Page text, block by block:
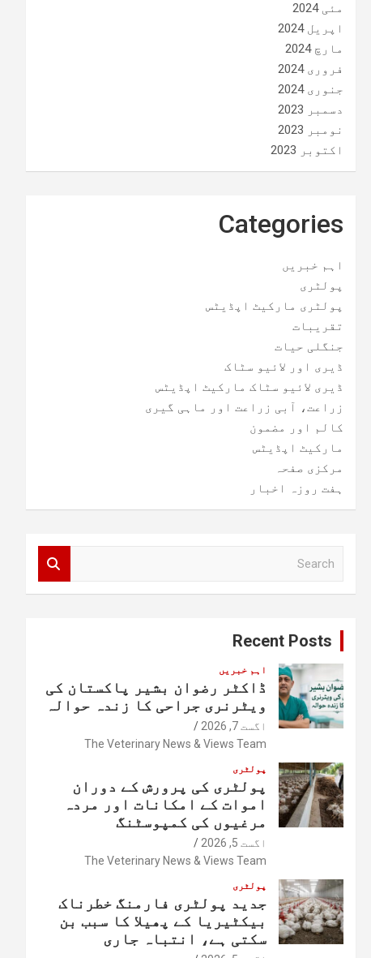
مئی 2024
اپریل 2024
مارچ 2024
فروری 2024
جنوری 2024
دسمبر 2023
نومبر 2023
اکتوبر 2023
Categories
اہم خبریں
پولٹری
پولٹری مارکیٹ اپڈیٹس
تقریبات
جنگلی حیات
ڈیری اور لائیو سٹاک
ڈیری لائیو سٹاک مارکیٹ اپڈیٹس
زراعت، آبی زراعت اور ماہی گیری
کالم اور مضمون
مارکیٹ اپڈیٹس
مرکزی صفحہ
ہفت روزہ اخبار
Recent Posts
اہم خبریں
ڈاکٹر رضوان بشیر پاکستان کی
ویٹرنری جراحی کا زندہ حوالہ
اگست 7, 2026
The Veterinary News & Views Team
پولٹری
پولٹری کی پرورش کے دوران
اموات کے امکانات اور مردہ
مرغیوں کی کمپوسٹنگ
اگست 5, 2026
The Veterinary News & Views Team
پولٹری
جدید پولٹری فارمنگ خطرناک
بیکٹیریا کے پھیلا کا سبب بن
سکتی ہے، انتباہ جاری